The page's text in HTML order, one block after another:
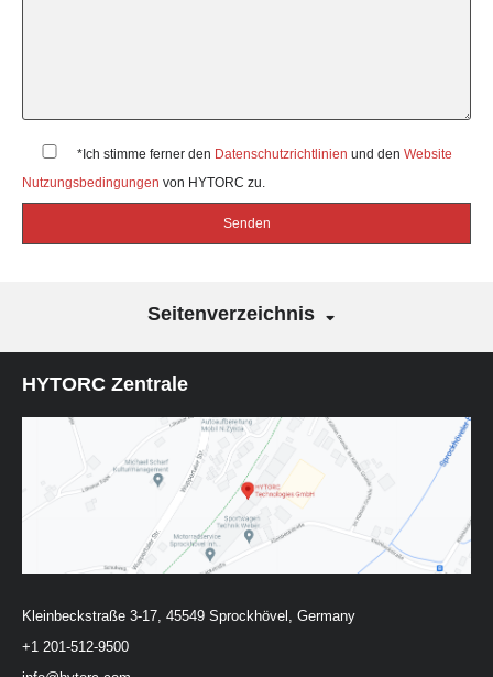
*Ich stimme ferner den Datenschutzrichtlinien und den Website
Nutzungsbedingungen von HYTORC zu.
Seitenverzeichnis
HYTORC Zentrale
Kleinbeckstraße 3-17, 45549 Sprockhövel, Germany
+1 201-512-9500